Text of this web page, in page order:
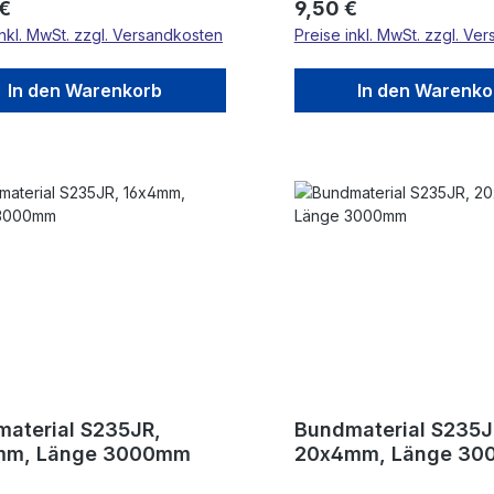
Preis:
MwSt. zzgl. Versandkosten
In den Warenkorb
Regulärer Preis:
9,50 €
Preise inkl. MwSt. zzgl.
In den
S235JR,
Länge 3000mm
Bundmaterial
20x4mm, Länge